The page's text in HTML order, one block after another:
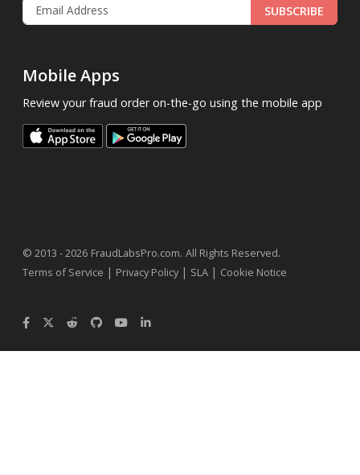
SUBSCRIBE
Mobile Apps
Review your fraud order on-the-go using the mobile app
© 2013 - 2026 FraudLabsPro.com. All Rights Reserved.
Terms of Service | Privacy Policy| SLA | Cookie Notice